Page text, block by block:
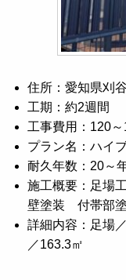
住所：愛知県刈
工期：約2週間
工事費用：120～
プラン名：ハイ
耐久年数：20～
施工概要：足
壁塗装 付帯部
詳細内容：足場
／163.3㎡